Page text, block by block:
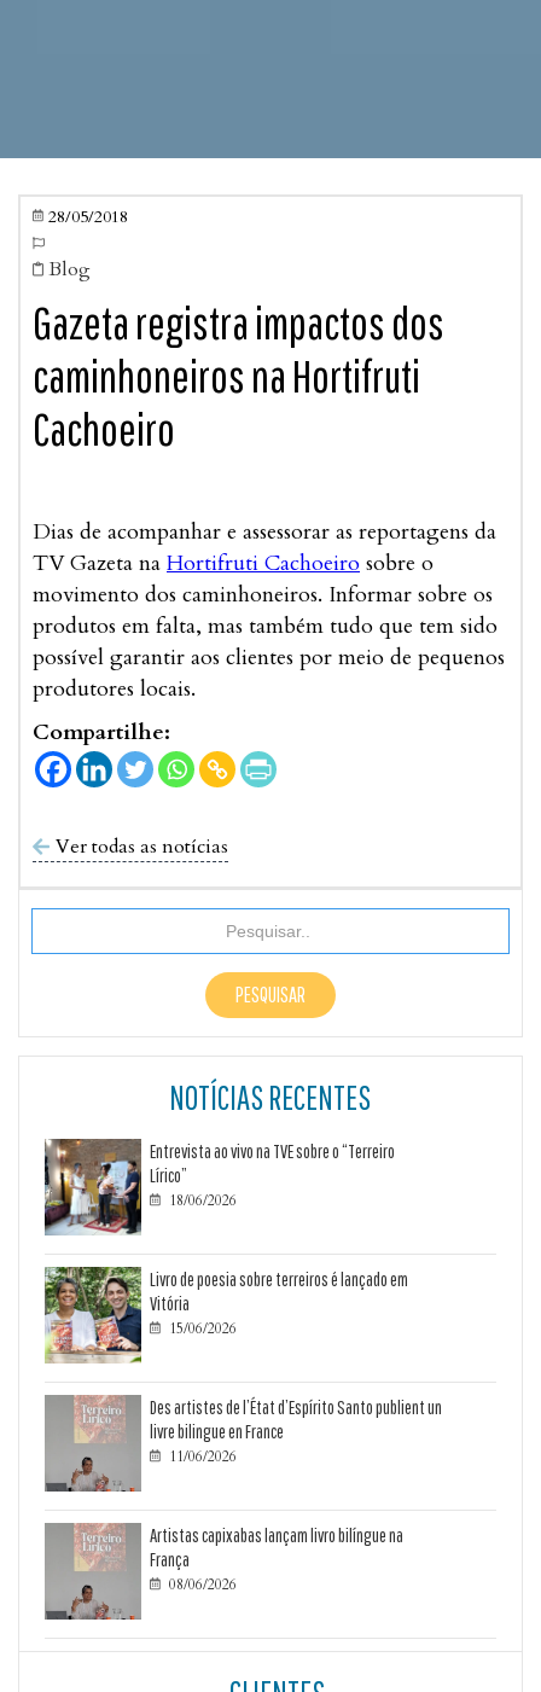
 28/05/2018

 Blog
Gazeta registra impactos dos
caminhoneiros na Hortifruti
Cachoeiro
Dias de acompanhar e assessorar as reportagens da
TV Gazeta na Hortifruti Cachoeiro sobre o
movimento dos caminhoneiros. Informar sobre os
produtos em falta, mas também tudo que tem sido
possível garantir aos clientes por meio de pequenos
produtores locais.
Compartilhe:
 Ver todas as notícias
NOTÍCIAS RECENTES
Entrevista ao vivo na TVE sobre o “Terreiro
Lírico”
 18/06/2026
Livro de poesia sobre terreiros é lançado em
Vitória
 15/06/2026
Des artistes de l’État d’Espírito Santo publient un
livre bilingue en France
 11/06/2026
Artistas capixabas lançam livro bilíngue na
França
 08/06/2026